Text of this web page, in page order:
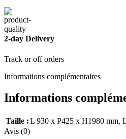
2-day Delivery
Track or off orders
Informations complémentaires
Informations
Taille :L 930 x P425 x H1980 mm,
Avis (0)